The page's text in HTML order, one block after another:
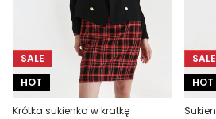
SALE
HOT
Krótka sukienka w kratkę
SALE
HOT